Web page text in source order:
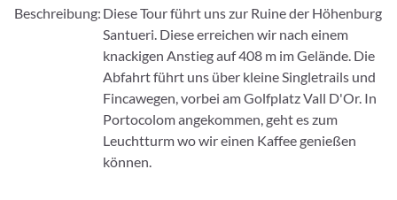
Beschreibung: Diese Tour führt uns zur Ruine der Höhenburg
Santueri. Diese erreichen wir nach einem
knackigen Anstieg auf 408 m im Gelände. Die
Abfahrt führt uns über kleine Singletrails und
Fincawegen, vorbei am Golfplatz Vall D'Or. In
Portocolom angekommen, geht es zum
Leuchtturm wo wir einen Kaffee genießen
können.